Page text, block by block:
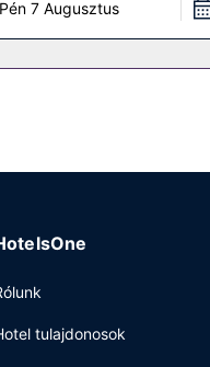
concierge szolgálat és
akár ebéd, vacsora
Pén 7 Augusztus
tulajdonosok